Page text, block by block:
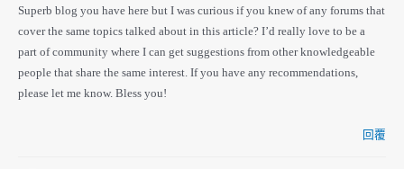
Superb blog you have here but I was curious if you knew of any forums that
cover the same topics talked about in this article? I’d really love to be a
part of community where I can get suggestions from other knowledgeable
people that share the same interest. If you have any recommendations,
please let me know. Bless you!
回覆